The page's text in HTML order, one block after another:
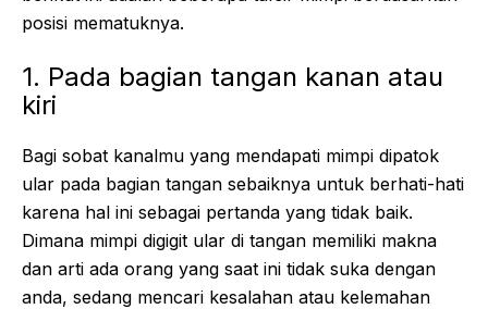
posisi mematuknya.
1. Pada bagian tangan kanan atau
kiri
Bagi sobat kanalmu yang mendapati mimpi dipatok
ular pada bagian tangan sebaiknya untuk berhati-hati
karena hal ini sebagai pertanda yang tidak baik.
Dimana mimpi digigit ular di tangan memiliki makna
dan arti ada orang yang saat ini tidak suka dengan
anda, sedang mencari kesalahan atau kelemahan